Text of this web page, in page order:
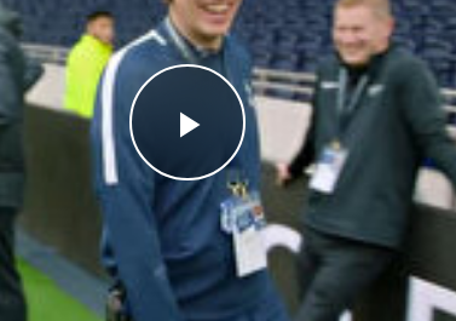
Videoyu
Oynat